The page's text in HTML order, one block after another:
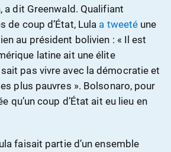
a dit Greenwald. Qualifiant
de coup d’État, Lula a tweeté une
au président bolivien : « Il est
latine ait une élite
pas vivre avec la démocratie et
plus pauvres ». Bolsonaro, pour
qu’un coup d’État ait eu lieu en
faisait partie d’un ensemble